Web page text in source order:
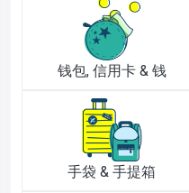
钱包, 信用卡 & 钱
手袋 & 手提箱